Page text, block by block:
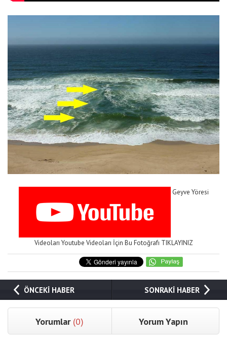
Geyve Yöresi
Videoları Youtube Videoları İçin Bu Fotoğrafı TIKLAYINIZ
ÖNCEKİ HABER SONRAKİ HABER
Yorumlar (0) Yorum Yapın